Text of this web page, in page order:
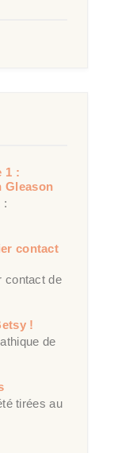
1 :
Gleason
:
contact
contact de
!
de
tirées au